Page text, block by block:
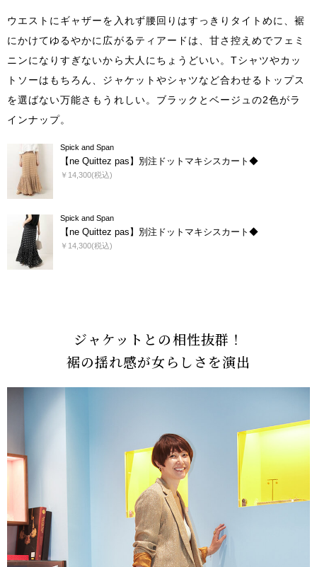
ウエストにギャザーを入れず腰回りはすっきりタイトめに、裾
にかけてゆるやかに広がるティアードは、甘さ控えめでフェミ
ニンになりすぎないから大人にちょうどいい。Tシャツやカッ
トソーはもちろん、ジャケットやシャツなど合わせるトップス
を選ばない万能さもうれしい。ブラックとベージュの2色がラ
インナップ。
Spick and Span
【ne Quittez pas】別注ドットマキシスカート◆
￥14,300(税込)
Spick and Span
【ne Quittez pas】別注ドットマキシスカート◆
￥14,300(税込)
ジャケットとの相性抜群！
裾の揺れ感が女らしさを演出